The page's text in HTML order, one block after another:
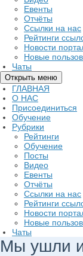
Евенты
Отчёты
Ссылки на нас
Рейтинги
Новости
Новые
Чаты
Открыть меню
ГЛАВНАЯ
О НАС
Присоединиться
Обучение
Рубрики
Рейтинги
Обучение
Посты
Видео
Евенты
Отчёты
Ссылки на нас
Рейтинги
Новости
Новые
Чаты
Мы ушли